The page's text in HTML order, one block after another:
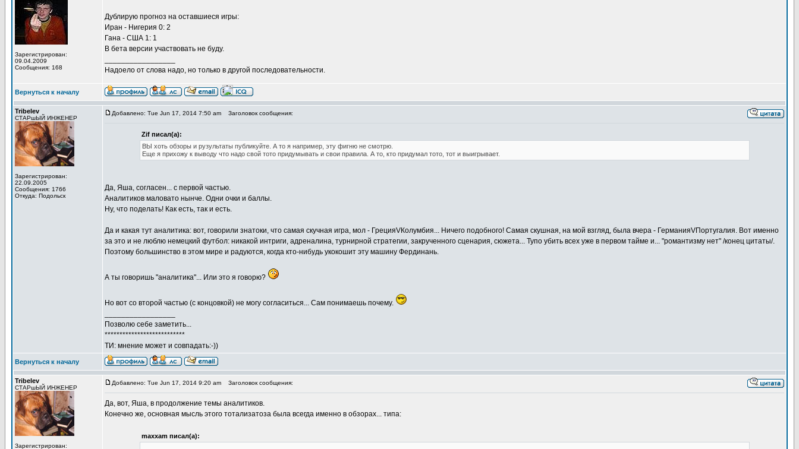
Зарегистрирован:
09.04.2009
Сообщения: 168
Дублирую прогноз на оставшиеся игры:
Иран - Нигерия 0: 2
Гана - США 1: 1
В бета версии участвовать не буду.
Надоело от слова надо, но только в другой последовательности.
Вернуться к началу
Tribelev
СТАРшЫЙ ИНЖЕНЕР
Зарегистрирован:
22.09.2005
Сообщения: 1766
Откуда: Подольск
Добавлено: Tue Jun 17, 2014 7:50 am Заголовок сообщения:
Zif писал(а):
ВЫ хоть обзоры и рузультаты публикуйте. А то я например, эту фигню не смотрю.
Еще я прихожу к выводу что надо свой тото придумывать и свои правила. А то, кто придумал тото, тот и выигрывает.
Да, Яша, согласен... с первой частью.
Аналитиков маловато нынче. Одни очки и баллы.
Ну, что поделать! Как есть, так и есть.
Да и какая тут аналитика: вот, говорили знатоки, что самая скучная игра, мол - ГрецияVКолумбия... Ничего подобного! Самая скушная, на мой взгляд, была вчера - ГерманияVПортугалия. Вот именно
за это и не люблю немецкий футбол: никакой интриги, адреналина, турнирной стратегии, закрученного сценария, сюжета... Тупо убить всех уже в первом тайме и... "романтизму нет" /конец цитаты/.
Поэтому большинство в этом мире и радуются, когда кто-нибудь укокошит эту машину Фердинань.
А ты говоришь "аналитика"... Или это я говорю?
Но вот со второй частью (с концовкой) не могу согласиться... Сам понимаешь почему.
Позволю себе заметить...
***************************
ТИ: мнение может и совпадать:-))
Вернуться к началу
Tribelev
СТАРшЫЙ ИНЖЕНЕР
Зарегистрирован:
Добавлено: Tue Jun 17, 2014 9:20 am Заголовок сообщения:
Да, вот, Яша, в продолжение темы аналитиков.
Конечно же, основная мысль этого тотализатоза была всегда именно в обзорах... типа:
maxxam писал(а):